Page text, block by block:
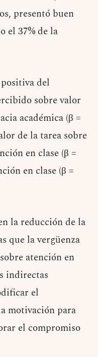
presentó buen
el 37% de la
del
sobre valor
académica (β =
de la tarea sobre
en clase (β =
en clase (β =
la reducción de la
que la vergüenza
atención en
indirectas
el
motivación para
el compromiso